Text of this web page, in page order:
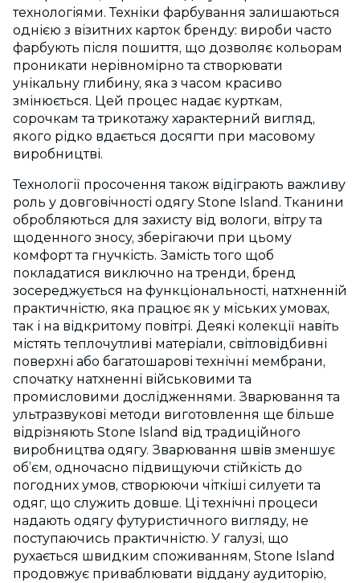
технологіями. Техніки фарбування залишаються
однією з візитних карток бренду: вироби часто
фарбують після пошиття, що дозволяє кольорам
проникати нерівномірно та створювати
унікальну глибину, яка з часом красиво
змінюється. Цей процес надає курткам,
сорочкам та трикотажу характерний вигляд,
якого рідко вдається досягти при масовому
виробництві.
Технології просочення також відіграють важливу
роль у довговічності одягу Stone Island. Тканини
обробляються для захисту від вологи, вітру та
щоденного зносу, зберігаючи при цьому
комфорт та гнучкість. Замість того щоб
покладатися виключно на тренди, бренд
зосереджується на функціональності, натхненній
практичністю, яка працює як у міських умовах,
так і на відкритому повітрі. Деякі колекції навіть
містять теплочутливі матеріали, світловідбивні
поверхні або багатошарові технічні мембрани,
спочатку натхненні військовими та
промисловими дослідженнями. Зварювання та
ультразвукові методи виготовлення ще більше
відрізняють Stone Island від традиційного
виробництва одягу. Зварювання швів зменшує
об’єм, одночасно підвищуючи стійкість до
погодних умов, створюючи чіткіші силуети та
одяг, що служить довше. Ці технічні процеси
надають одягу футуристичного вигляду, не
поступаючись практичністю. У галузі, що
рухається швидким споживанням, Stone Island
продовжує приваблювати віддану аудиторію,